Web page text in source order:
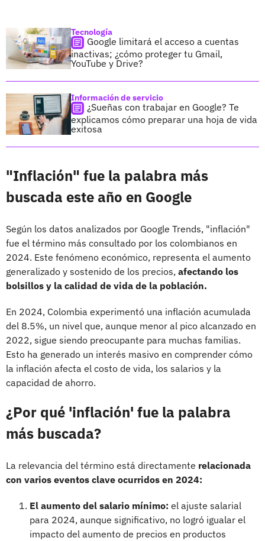
Tecnología
Google limitará el acceso a cuentas
inactivas; ¿cómo proteger tu Gmail,
YouTube y Drive?
Información de servicio
¿Sueñas con trabajar en Google? Te
explicamos cómo preparar una hoja de vida
exitosa
"Inflación" fue la palabra más
buscada este año en Google
Según los datos analizados por Google Trends, "inflación"
fue el término más consultado por los colombianos en
2024. Este fenómeno económico, representa el aumento
generalizado y sostenido de los precios, afectando los
bolsillos y la calidad de vida de la población.
En 2024, Colombia experimentó una inflación acumulada
del 8.5%, un nivel que, aunque menor al pico alcanzado en
2022, sigue siendo preocupante para muchas familias.
Esto ha generado un interés masivo en comprender cómo
la inflación afecta el costo de vida, los salarios y la
capacidad de ahorro.
¿Por qué 'inflación' fue la palabra
más buscada?
La relevancia del término está directamente relacionada
con varios eventos clave ocurridos en 2024:
El aumento del salario mínimo: el ajuste salarial
para 2024, aunque significativo, no logró igualar el
impacto del aumento de precios en productos